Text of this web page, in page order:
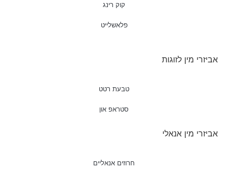
קוק רינג
פלאשלייט
אביזרי מין לזוגות
טבעת רטט
סטראפ און
אביזרי מין אנאלי
חרוזים אנאליים